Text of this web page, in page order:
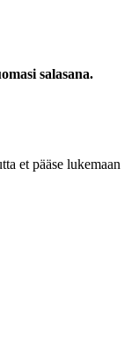
salasana.
et pääse